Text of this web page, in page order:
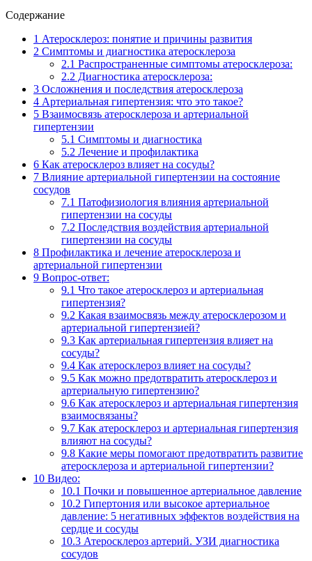
Содержание
1 Атеросклероз: понятие и причины развития
2 Симптомы и диагностика атеросклероза
2.1 Распространенные симптомы атеросклероза:
2.2 Диагностика атеросклероза:
3 Осложнения и последствия атеросклероза
4 Артериальная гипертензия: что это такое?
5 Взаимосвязь атеросклероза и артериальной
гипертензии
5.1 Симптомы и диагностика
5.2 Лечение и профилактика
6 Как атеросклероз влияет на сосуды?
7 Влияние артериальной гипертензии на состояние
сосудов
7.1 Патофизиология влияния артериальной
гипертензии на сосуды
7.2 Последствия воздействия артериальной
гипертензии на сосуды
8 Профилактика и лечение атеросклероза и
артериальной гипертензии
9 Вопрос-ответ:
9.1 Что такое атеросклероз и артериальная
гипертензия?
9.2 Какая взаимосвязь между атеросклерозом и
артериальной гипертензией?
9.3 Как артериальная гипертензия влияет на
сосуды?
9.4 Как атеросклероз влияет на сосуды?
9.5 Как можно предотвратить атеросклероз и
артериальную гипертензию?
9.6 Как атеросклероз и артериальная гипертензия
взаимосвязаны?
9.7 Как атеросклероз и артериальная гипертензия
влияют на сосуды?
9.8 Какие меры помогают предотвратить развитие
атеросклероза и артериальной гипертензии?
10 Видео:
10.1 Почки и повышенное артериальное давление
10.2 Гипертония или высокое артериальное
давление: 5 негативных эффектов воздействия на
сердце и сосуды
10.3 Атеросклероз артерий. УЗИ диагностика
сосудов